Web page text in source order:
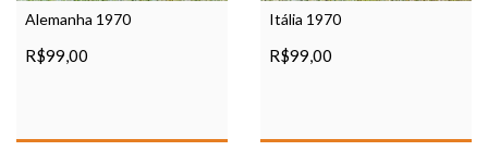
Alemanha 1970
R$99,00
Itália 1970
R$99,00